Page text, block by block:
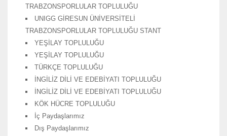
TRABZONSPORLULAR TOPLULUĞU
UNIGG GİRESUN ÜNİVERSİTELİ
TRABZONSPORLULAR TOPLULUĞU STANT
YEŞİLAY TOPLULUĞU
YEŞİLAY TOPLULUĞU
TÜRKÇE TOPLULUĞU
İNGİLİZ DİLİ VE EDEBİYATI TOPLULUĞU
İNGİLİZ DİLİ VE EDEBİYATI TOPLULUĞU
KÖK HÜCRE TOPLULUĞU
İç Paydaşlarımız
Dış Paydaşlarımız